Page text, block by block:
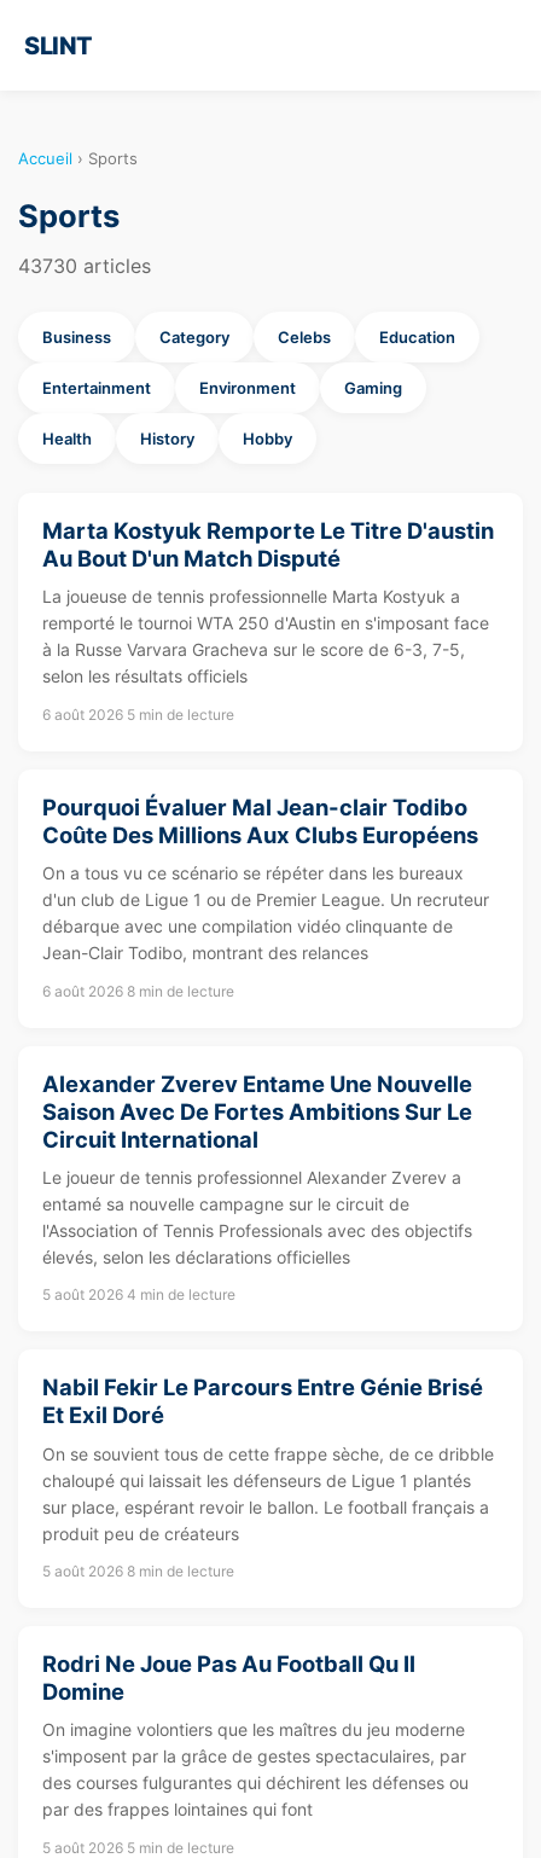
SLINT
Accueil › Sports
Sports
43730 articles
Business Category Celebs Education
Entertainment Environment Gaming
Health History Hobby
Marta Kostyuk Remporte Le Titre D'austin
Au Bout D'un Match Disputé
La joueuse de tennis professionnelle Marta Kostyuk a
remporté le tournoi WTA 250 d'Austin en s'imposant face
à la Russe Varvara Gracheva sur le score de 6-3, 7-5,
selon les résultats officiels
6 août 2026 5 min de lecture
Pourquoi Évaluer Mal Jean-clair Todibo
Coûte Des Millions Aux Clubs Européens
On a tous vu ce scénario se répéter dans les bureaux
d'un club de Ligue 1 ou de Premier League. Un recruteur
débarque avec une compilation vidéo clinquante de
Jean-Clair Todibo, montrant des relances
6 août 2026 8 min de lecture
Alexander Zverev Entame Une Nouvelle
Saison Avec De Fortes Ambitions Sur Le
Circuit International
Le joueur de tennis professionnel Alexander Zverev a
entamé sa nouvelle campagne sur le circuit de
l'Association of Tennis Professionals avec des objectifs
élevés, selon les déclarations officielles
5 août 2026 4 min de lecture
Nabil Fekir Le Parcours Entre Génie Brisé
Et Exil Doré
On se souvient tous de cette frappe sèche, de ce dribble
chaloupé qui laissait les défenseurs de Ligue 1 plantés
sur place, espérant revoir le ballon. Le football français a
produit peu de créateurs
5 août 2026 8 min de lecture
Rodri Ne Joue Pas Au Football Qu Il
Domine
On imagine volontiers que les maîtres du jeu moderne
s'imposent par la grâce de gestes spectaculaires, par
des courses fulgurantes qui déchirent les défenses ou
par des frappes lointaines qui font
5 août 2026 5 min de lecture